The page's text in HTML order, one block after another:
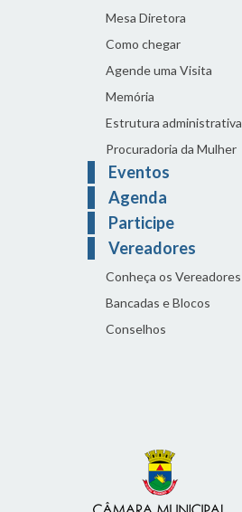
Mesa Diretora
Como chegar
Agende uma Visita
Memória
Estrutura administrativa
Procuradoria da Mulher
Eventos
Agenda
Participe
Vereadores
Conheça os Vereadores
Bancadas e Blocos
Conselhos